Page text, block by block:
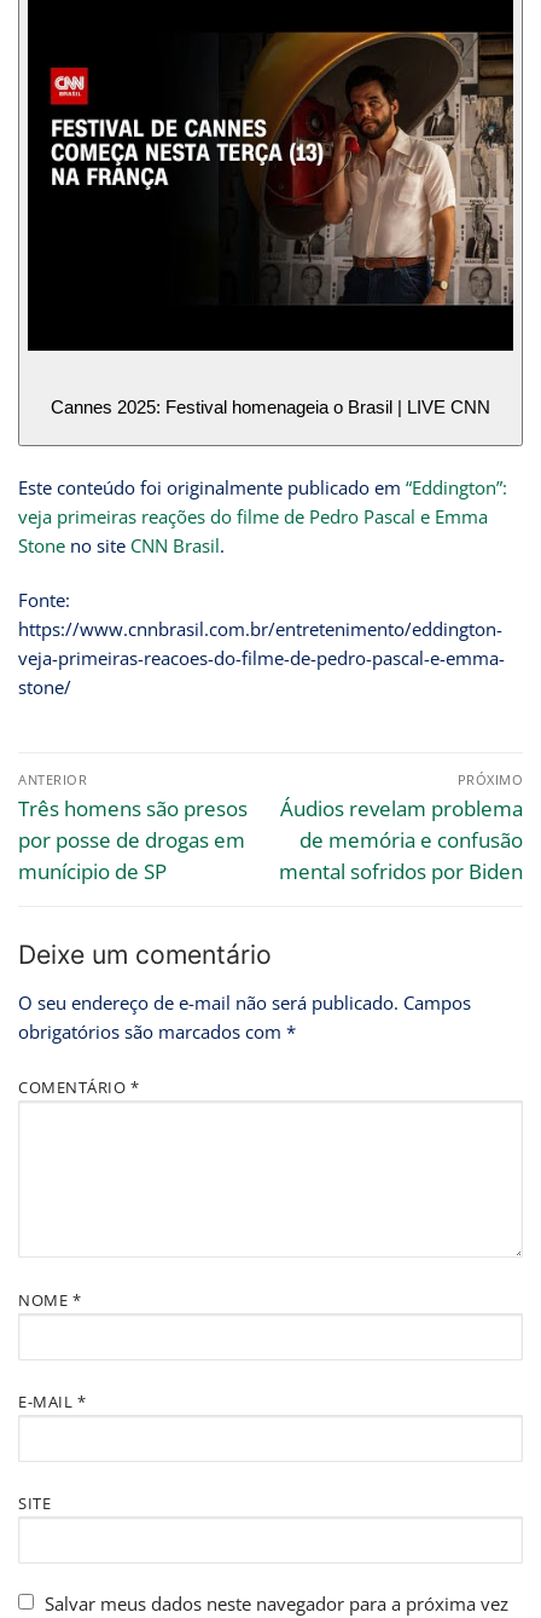
Cannes 2025: Festival homenageia o Brasil | LIVE CNN
Este conteúdo foi originalmente publicado em “Eddington”:
veja primeiras reações do filme de Pedro Pascal e Emma
Stone no site CNN Brasil.
Fonte:
https://www.cnnbrasil.com.br/entretenimento/eddington-
veja-primeiras-reacoes-do-filme-de-pedro-pascal-e-emma-
stone/
ANTERIOR
Três homens são presos
por posse de drogas em
munícipio de SP
PRÓXIMO
Áudios revelam problema
de memória e confusão
mental sofridos por Biden
Deixe um comentário
O seu endereço de e-mail não será publicado. Campos
obrigatórios são marcados com *
COMENTÁRIO *
NOME *
E-MAIL *
SITE
Salvar meus dados neste navegador para a próxima vez